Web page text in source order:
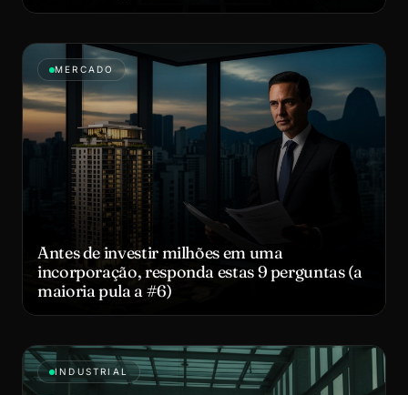
MERCADO
Antes de investir milhões em uma
incorporação, responda estas 9 perguntas (a
maioria pula a #6)
INDUSTRIAL